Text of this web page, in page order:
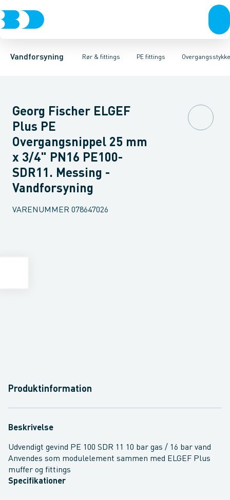
Vandforsyning Rør & fittings
Rør & fittingsKoblinger & anboringerMuffer, klemmer &
PE fittings
PE rørPE EL fittingsPE fittings Duktiljern fittings
Vinkler 90gr.Vinkler 60gr.Vinkler 45gr.Vinkler 30gr.Vinkler
Georg Fischer ELGEF
Plus PE
Overgangsnippel 25 mm
x 3/4" PN16 PE100-
SDR11. Messing -
Vandforsyning
VARENUMMER 078647026
Produktinformation
Beskrivelse
Udvendigt gevind PE 100 SDR 11 10 bar gas / 16 bar vand
Anvendes som modulelement sammen med ELGEF Plus
muffer og fittings
Specifikationer